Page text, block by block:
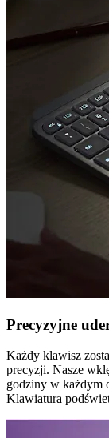
Precyzyjne
Każdy klawisz
precyzji. Nasze
godziny w każdym
Klawiatura